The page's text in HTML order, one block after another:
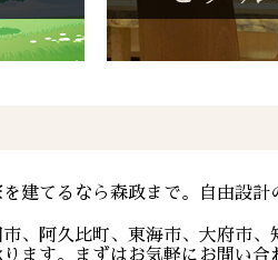
建てるなら森政まで。自由設
、阿久比町、東海市、大府市
ます。まずはお気軽にお問い合